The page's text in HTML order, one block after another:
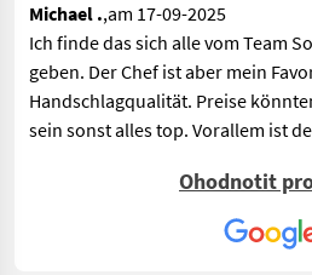
Michael .,am 17-09-2025
Ich finde das sich alle vom Team
geben. Der Chef ist aber mein
Handschlagqualität. Preise
sein sonst alles top. Vorallem ist
wenns die Wiese hinten zulässt
Traktoren testen könnte beim Markt
Ohodnotit